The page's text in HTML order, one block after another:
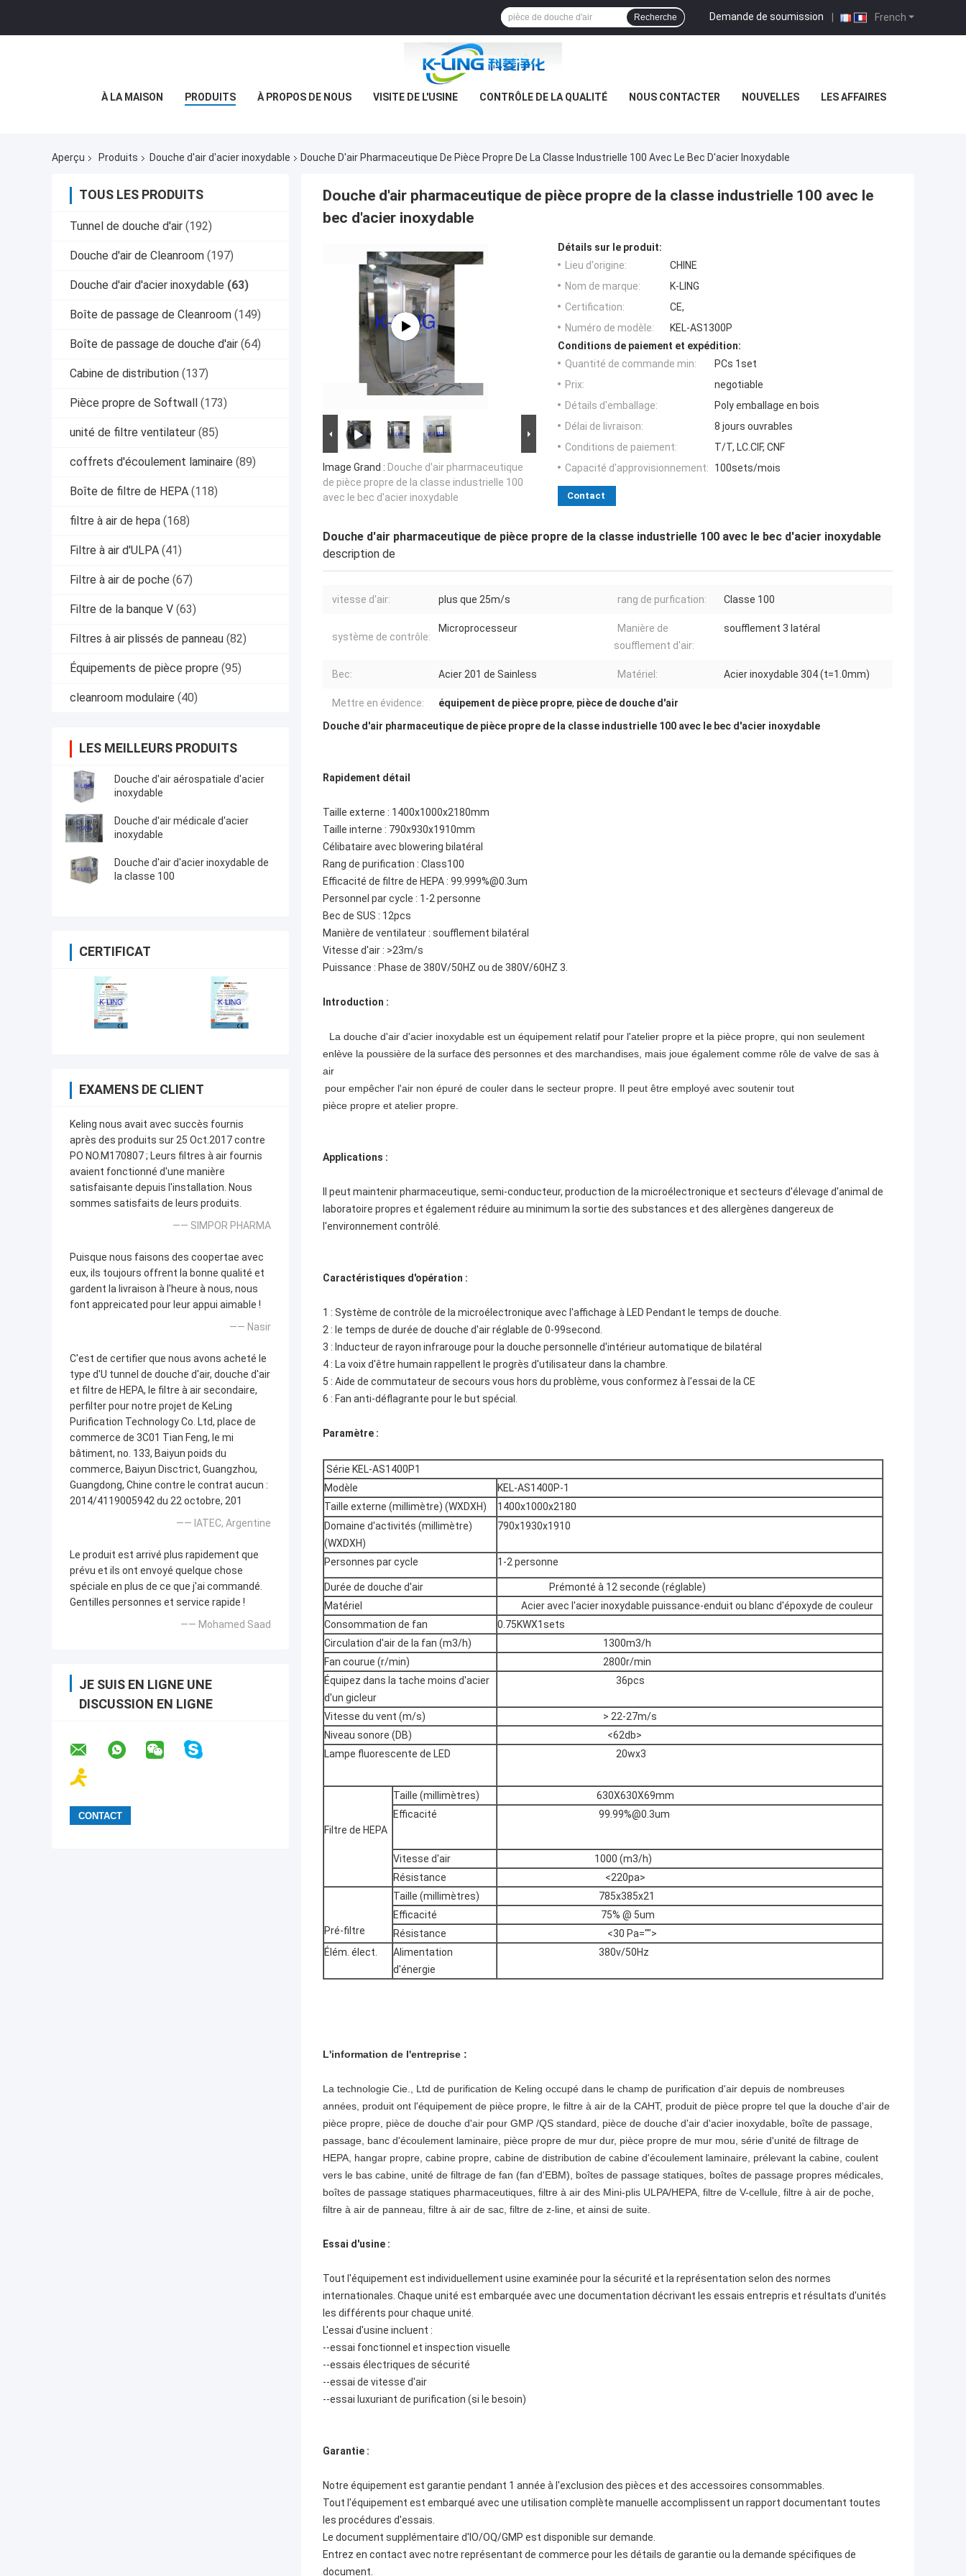
French
Demande de soumission |
Recherche
À LA MAISON PRODUITS À PROPOS DE NOUS VISITE DE L'USINE CONTRÔLE DE LA QUALITÉ NOUS CONTACTER NOUVELLES LES AFFAIRES
Aperçu Produits Douche d'air d'acier inoxydable Douche D'air Pharmaceutique De Pièce Propre De La Classe Industrielle 100 Avec Le Bec D'acier Inoxydable
TOUS LES PRODUITS
Tunnel de douche d'air (192)
Douche d'air de Cleanroom (197)
Douche d'air d'acier inoxydable (63)
Boîte de passage de Cleanroom (149)
Boîte de passage de douche d'air (64)
Cabine de distribution (137)
Pièce propre de Softwall (173)
unité de filtre ventilateur (85)
coffrets d'écoulement laminaire (89)
Boîte de filtre de HEPA (118)
filtre à air de hepa (168)
Filtre à air d'ULPA (41)
Filtre à air de poche (67)
Filtre de la banque V (63)
Filtres à air plissés de panneau (82)
Équipements de pièce propre (95)
cleanroom modulaire (40)
LES MEILLEURS PRODUITS
Douche d'air aérospatiale d'acier
inoxydable
Douche d'air médicale d'acier
inoxydable
Douche d'air d'acier inoxydable de
la classe 100
CERTIFICAT
EXAMENS DE CLIENT
Keling nous avait avec succès fournis
après des produits sur 25 Oct.2017 contre
PO NO.M170807 ; Leurs filtres à air fournis
avaient fonctionné d'une manière
satisfaisante depuis l'installation. Nous
sommes satisfaits de leurs produits.
—— SIMPOR PHARMA
Puisque nous faisons des coopertae avec
eux, ils toujours offrent la bonne qualité et
gardent la livraison à l'heure à nous, nous
font appreicated pour leur appui aimable !
—— Nasir
C'est de certifier que nous avons acheté le
type d'U tunnel de douche d'air, douche d'air
et filtre de HEPA, le filtre à air secondaire,
perfilter pour notre projet de KeLing
Purification Technology Co. Ltd, place de
commerce de 3C01 Tian Feng, le mi
bâtiment, no. 133, Baiyun poids du
commerce, Baiyun Disctrict, Guangzhou,
Guangdong, Chine contre le contrat aucun :
2014/4119005942 du 22 octobre, 201
—— IATEC, Argentine
Le produit est arrivé plus rapidement que
prévu et ils ont envoyé quelque chose
spéciale en plus de ce que j'ai commandé.
Gentilles personnes et service rapide !
—— Mohamed Saad
JE SUIS EN LIGNE UNE
DISCUSSION EN LIGNE
Douche d'air pharmaceutique de pièce propre de la classe industrielle 100 avec le
bec d'acier inoxydable
Image Grand : Douche d'air pharmaceutique
de pièce propre de la classe industrielle 100
avec le bec d'acier inoxydable
Détails sur le produit:
Lieu d'origine:
CHINE
Nom de marque:
K-LING
Certification:
CE,
Numéro de modèle:
KEL-AS1300P
Conditions de paiement et expédition:
Quantité de commande min:
PCs 1set
Prix:
negotiable
Détails d'emballage:
Poly emballage en bois
Délai de livraison:
8 jours ouvrables
Conditions de paiement:
T/T, LC.CIF, CNF
Capacité d'approvisionnement:
100sets/mois
Contact
Douche d'air pharmaceutique de pièce propre de la classe industrielle 100 avec le bec d'acier inoxydable
description de
vitesse d'air: plus que 25m/s rang de purfication: Classe 100
système de contrôle:
Microprocesseur
Manière de
soufflement d'air:
soufflement 3 latéral
Bec: Acier 201 de Sainless Matériel: Acier inoxydable 304 (t=1.0mm)
Mettre en évidence: équipement de pièce propre, pièce de douche d'air
Douche d'air pharmaceutique de pièce propre de la classe industrielle 100 avec le bec d'acier inoxydable
Rapidement détail
Taille externe : 1400x1000x2180mm
Taille interne : 790x930x1910mm
Célibataire avec blowering bilatéral
Rang de purification : Class100
Efficacité de filtre de HEPA : 99.999%@0.3um
Personnel par cycle : 1-2 personne
Bec de SUS : 12pcs
Manière de ventilateur : soufflement bilatéral
Vitesse d'air : >23m/s
Puissance : Phase de 380V/50HZ ou de 380V/60HZ 3.
Introduction :
La douche d'air d'acier inoxydable est un équipement relatif pour l'atelier propre et la pièce propre, qui non seulement
enlève la poussière de lasurfacedes personnes et des marchandises, mais joue également comme rôle de valve de sas à
air
pour empêcher l'air non épuré de couler dans le secteur propre. Il peut être employé avec soutenir tout
pièce propre et atelier propre.
Applications :
Il peut maintenir pharmaceutique, semi-conducteur, production de la microélectronique et secteurs d'élevage d'animal de
laboratoire propres et également réduire au minimum la sortie des substances et des allergènes dangereux de
l'environnement contrôlé.
Caractéristiques d'opération :
1 : Système de contrôle de la microélectronique avec l'affichage à LED Pendant le temps de douche.
2 : le temps de durée de douche d'air réglable de 0-99second.
3 : Inducteur de rayon infrarouge pour la douche personnelle d'intérieur automatique de bilatéral
4 : La voix d'être humain rappellent le progrès d'utilisateur dans la chambre.
5 : Aide de commutateur de secours vous hors du problème, vous conformez à l'essai de la CE
6 : Fan anti-déflagrante pour le but spécial.
Paramètre :
Série KEL-AS1400P1
Modèle
KEL-AS1400P-1
Taille externe (millimètre) (WXDXH)
1400x1000x2180
Domaine d'activités (millimètre)
(WXDXH)
790x1930x1910
Personnes par cycle 1-2 personne
Durée de douche d'air
Prémonté à 12 seconde (réglable)
Matériel
Acier avec l'acier inoxydable puissance-enduit ou blanc d'époxyde de couleur
Consommation de fan
0.75KWX1sets
Circulation d'air de la fan (m3/h)
1300m3/h
Fan courue (r/min)
2800r/min
Équipez dans la tache moins d'acier
d'un gicleur
36pcs
Vitesse du vent (m/s)
> 22-27m/s
Niveau sonore (DB)
<62db>
Lampe fluorescente de LED
20wx3
Filtre de HEPA
Taille (millimètres)
630X630X69mm
Efficacité
99.99%@0.3um
Vitesse d'air
1000 (m3/h)
Résistance
<220pa>
Pré-filtre
Taille (millimètres)
785x385x21
Efficacité
75% @ 5um
Résistance
<30 Pa="">
Élém. élect.
Alimentation
d'énergie
380v/50Hz
L'information de l'entreprise :
La technologie Cie., Ltd de purification de Keling occupé dans le champ de purification d'air depuis de nombreuses
années, produit ont l'équipement de pièce propre, le filtre à air de la CAHT, produit de pièce propre tel que la douche d'air de
pièce propre, pièce de douche d'air pour GMP /QS standard, pièce de douche d'air d'acier inoxydable, boîte de passage,
passage, banc d'écoulement laminaire, pièce propre de mur dur, pièce propre de mur mou, série d'unité de filtrage de
HEPA, hangar propre, cabine propre, cabine de distribution de cabine d'écoulement laminaire, prélevant la cabine, coulent
vers le bas cabine, unité de filtrage de fan (fan d'EBM), boîtes de passage statiques, boîtes de passage propres médicales,
boîtes de passage statiques pharmaceutiques, filtre à air des Mini-plis ULPA/HEPA, filtre de V-cellule, filtre à air de poche,
filtre à air de panneau, filtre à air de sac, filtre de z-line, et ainsi de suite.
Essai d'usine :
Tout l'équipement est individuellement usine examinée pour la sécurité et la représentation selon des normes
internationales. Chaque unité est embarquée avec une documentation décrivant les essais entrepris et résultats d'unités
les différents pour chaque unité.
L'essai d'usine incluent :
--essai fonctionnel et inspection visuelle
--essais électriques de sécurité
--essai de vitesse d'air
--essai luxuriant de purification (si le besoin)
Garantie :
Notre équipement est garantie pendant 1 année à l'exclusion des pièces et des accessoires consommables.
Tout l'équipement est embarqué avec une utilisation complète manuelle accomplissent un rapport documentant toutes
les procédures d'essais.
Le document supplémentaire d'IO/OQ/GMP est disponible sur demande.
Entrez en contact avec notre représentant de commerce pour les détails de garantie ou la demande spécifiques de
document.